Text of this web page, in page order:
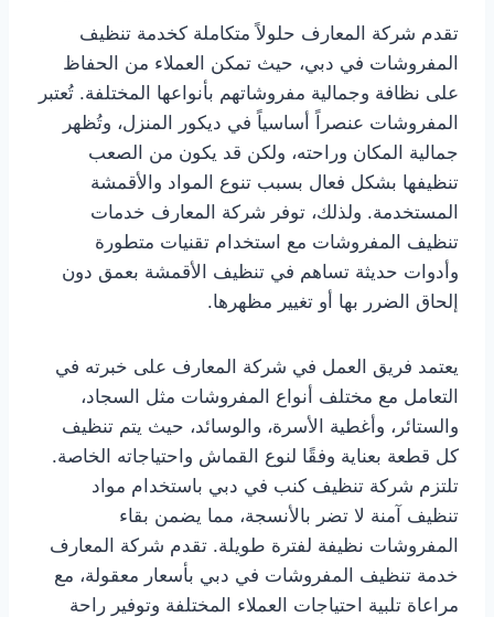
تقدم شركة المعارف حلولاً متكاملة كخدمة تنظيف
المفروشات في دبي، حيث تمكن العملاء من الحفاظ
على نظافة وجمالية مفروشاتهم بأنواعها المختلفة. تُعتبر
المفروشات عنصراً أساسياً في ديكور المنزل، وتُظهر
جمالية المكان وراحته، ولكن قد يكون من الصعب
تنظيفها بشكل فعال بسبب تنوع المواد والأقمشة
المستخدمة. ولذلك، توفر شركة المعارف خدمات
تنظيف المفروشات مع استخدام تقنيات متطورة
وأدوات حديثة تساهم في تنظيف الأقمشة بعمق دون
إلحاق الضرر بها أو تغيير مظهرها.
يعتمد فريق العمل في شركة المعارف على خبرته في
التعامل مع مختلف أنواع المفروشات مثل السجاد،
والستائر، وأغطية الأسرة، والوسائد، حيث يتم تنظيف
كل قطعة بعناية وفقًا لنوع القماش واحتياجاته الخاصة.
تلتزم شركة تنظيف كنب في دبي باستخدام مواد
تنظيف آمنة لا تضر بالأنسجة، مما يضمن بقاء
المفروشات نظيفة لفترة طويلة. تقدم شركة المعارف
خدمة تنظيف المفروشات في دبي بأسعار معقولة، مع
مراعاة تلبية احتياجات العملاء المختلفة وتوفير راحة